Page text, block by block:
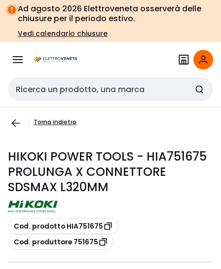
Vai alla
navigazione
Vai
alla
pagina
Ad agosto 2026 Elettroveneta osserverà delle
chiusure per il periodo estivo.
Vedi calendario chiusure
Cerca input
Torna indietro
HIKOKI POWER TOOLS - HIA751675
PROLUNGA X CONNETTORE
SDSMAX L320MM
copia
Cod. prodotto HIA751675
copia
Cod. produttore 751675